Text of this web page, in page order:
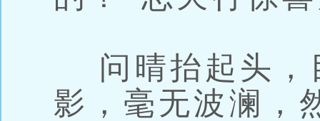
问晴抬起头，
影，毫无波澜，